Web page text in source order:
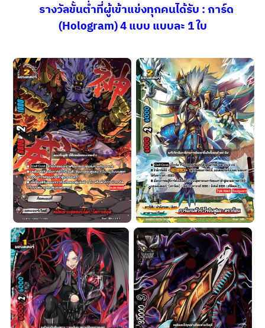
รางวัลขั้นต่ำที่ผู้เข้าแข่งทุกคนได้รับ :การ์ด
(Hologram) 4แบบ แบบละ 1 ใบ